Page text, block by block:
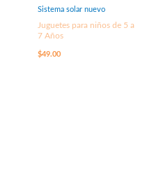
Sistema solar nuevo
Juguetes para niños de 5 a
7 Años
$49.00